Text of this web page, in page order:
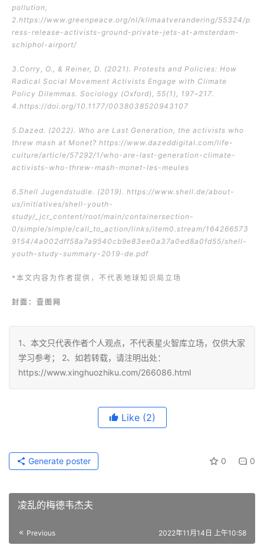
pollution,
2.https://www.greenpeace.org/nl/klimaatverandering/55324/p
ress-release-activists-ground-private-jets-at-amsterdam-
schiphol-airport/
3.Corry, O., & Reiner, D. (2021). Protests and Policies: How
Radical Social Movement Activists Engage with Climate
Policy Dilemmas. Sociology (Oxford), 55(1), 197–217.
4.https://doi.org/10.1177/0038038520943107
5.Dazed. (2022). Who are Last Generation, the activists who
threw mash at Monet? https://www.dazeddigital.com/life-
culture/article/57292/1/who-are-last-generation-climate-
activists-who-threw-mash-monet-les-meules
6.Shell Jugendstudie. (2019). https://www.shell.de/about-
us/initiatives/shell-youth-
study/_jcr_content/root/main/containersection-
0/simple/simple/call_to_action/links/item0.stream/164266573
9154/4a002dff58a7a9540cb9e83ee0a37a0ed8a0fd55/shell-
youth-study-summary-2019-de.pdf
*本文内容为作者提供，不代表地球知识局立场
封面：壹图网
1、本文只代表作者个人观点，不代表星火智库立场，仅供大家
学习参考； 2、如若转载，请注明出处：
https://www.xinghuozhiku.com/266086.html
Like (2)
0 0
Generate poster
凌乱的梅德韦杰夫
Previous 2022年11月14日 上午10:58